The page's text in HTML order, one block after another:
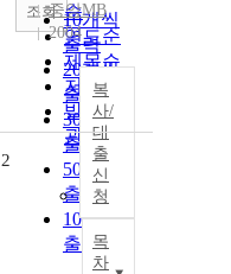
순
연도순
제목순
저자순
발행기
관순
10개씩
출력
20개씩
출력
30개씩
출력
50개씩
출력
100개씩
출력
조회중앙MB
2004
복
사/
대
출
신
청
목
차
2